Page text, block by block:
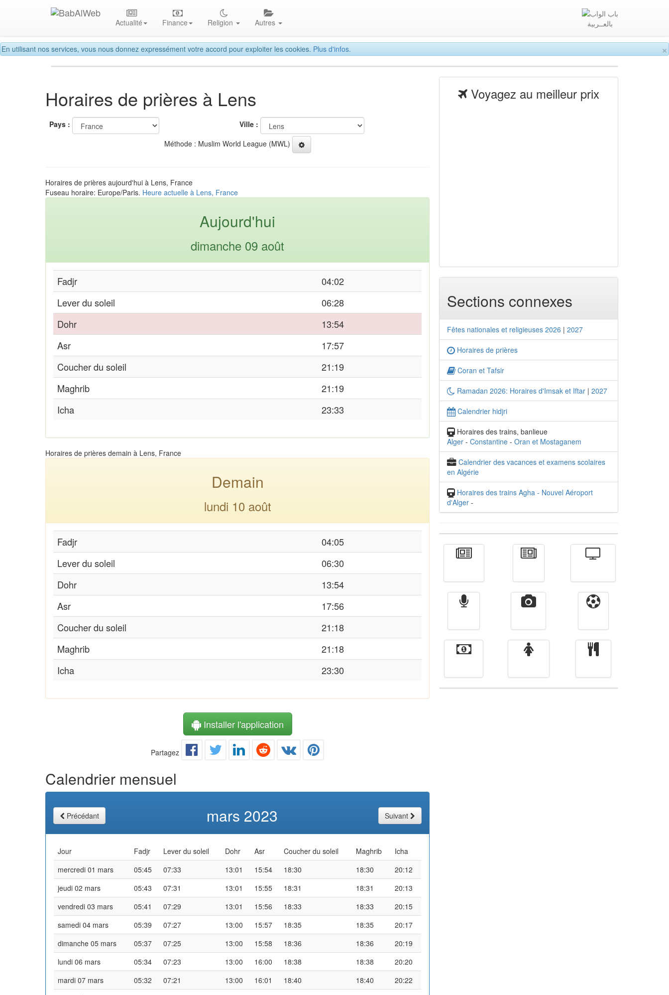
×
En utilisant nos services, vous nous donnez expressément votre accord pour exploiter les cookies. Plus d'infos.
Actualité Finance Religion Autres بالعــربية
Horaires de prières à Lens
Pays :
Ville :
Méthode : Muslim World League (MWL)
Horaires de prières aujourd'hui à Lens, France
Fuseau horaire: Europe/Paris. Heure actuelle à Lens, France
Aujourd'hui
dimanche 09 août
Fadjr
04:02
Lever du soleil
06:28
Dohr
13:54
Asr
17:57
Coucher du soleil
21:19
Maghrib
21:19
Icha
23:33
Horaires de prières demain à Lens, France
Demain
lundi 10 août
Fadjr
04:05
Lever du soleil
06:30
Dohr
13:54
Asr
17:56
Coucher du soleil
21:18
Maghrib
21:18
Icha
23:30
Installer l'application
Partagez
Calendrier mensuel
Précédant mars 2023 Suivant
Jour Fadjr Lever du soleil Dohr Asr Coucher du soleil Maghrib
Icha
mercredi 01 mars
05:45 07:33 13:01 15:54 18:30 18:30
20:12
jeudi 02 mars
05:43 07:31 13:01 15:55 18:31 18:31
20:13
vendredi 03 mars
05:41 07:29 13:01 15:56 18:33 18:33
20:15
samedi 04 mars
05:39 07:27 13:00 15:57 18:35 18:35
20:17
dimanche 05 mars
05:37 07:25 13:00 15:58 18:36 18:36
20:19
lundi 06 mars
05:34 07:23 13:00 16:00 18:38 18:38
20:20
mardi 07 mars
05:32 07:21 13:00 16:01 18:40 18:40
20:22
Voyagez au meilleur prix
Sections connexes
Fêtes nationales et religieuses 2026 | 2027
Horaires de prières
Coran et Tafsir
Ramadan 2026: Horaires d'Imsak et Iftar | 2027
Calendrier hidjri
Horaires des trains, banlieue
Alger - Constantine - Oran et Mostaganem
Calendrier des vacances et examens scolaires
en Algérie
Horaires des trains Agha - Nouvel Aéroport
d'Alger -